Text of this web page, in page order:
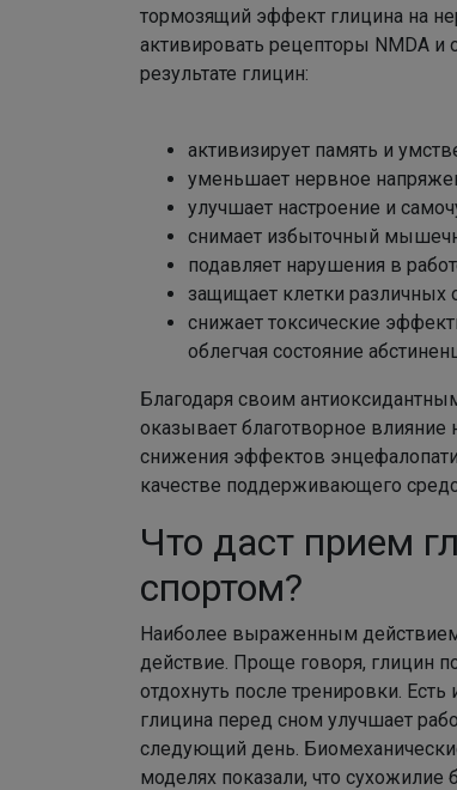
тормозящий эффект глицина на
активировать рецепторы NMDA
результате глицин:
активизирует память и
уменьшает нервное
улучшает настроение и
снимает избыточный
подавляет нарушения в
защищает клетки различных
снижает токсические
облегчая состояние
Благодаря своим
оказывает благотворное
снижения эффектов
качестве поддерживающего
Что даст прием
спортом?
Наиболее выраженным действием
действие. Проще говоря, глицин
отдохнуть после тренировки.
глицина перед сном улучшает
следующий день.
моделях показали, что сухожилие